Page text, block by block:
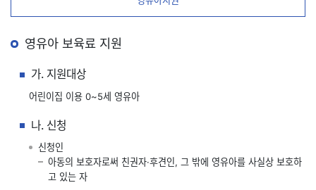
영유아 보육료 지원
가. 지원대상
어린이집 이용 0~5세 영유아
나. 신청
신청인
아동의 보호자로써 친권자·후견인, 그 밖에 영유아를 사실상 보호하
고 있는 자